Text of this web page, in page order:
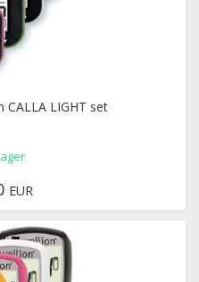
CALLA LIGHT set
EUR